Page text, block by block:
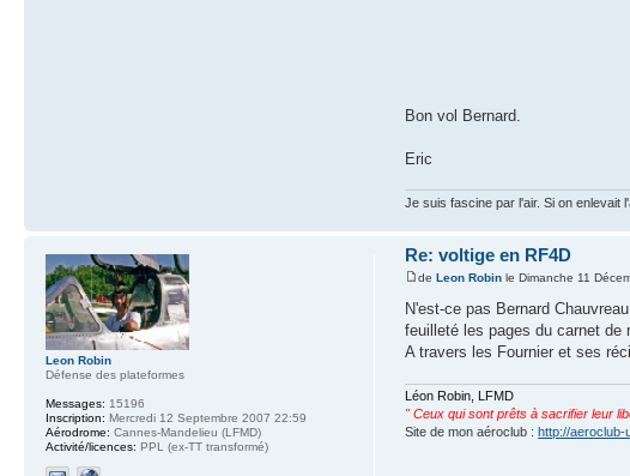
Bon vol Bernard.
Eric
Je suis fascine par l'air. Si on enlevait
Re: voltige en RF4D
deLeon Robin le Dimanche 11
N'est-ce pas Bernard
feuilleté les pages du carnet de
A travers les Fournier et ses
Léon Robin, LFMD
" Ceux qui sont prêts à sacrifier leur
Site de mon aéroclub :http://aeroclub-
Leon Robin
Défense des plateformes
Messages: 15196
Inscription: Mercredi 12 Septembre 2007 22:59
Aérodrome: Cannes-Mandelieu (LFMD)
Activité/licences: PPL (ex-TT transformé)